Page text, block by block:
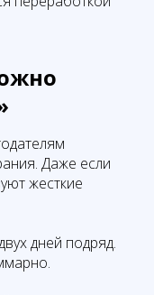
Даже если
жесткие
дней подряд.